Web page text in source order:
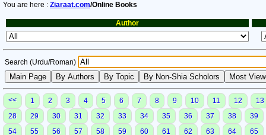
You are here : Ziaraat.com/Online Books
Author
Search (Urdu/Roman)
<< 1 2 3 4 5 6 7 8 9 10 11 12
13
28
29 30 31 32 33 34 35 36 37 38
39
54
55 56 57 58 59 60 61 62 63 64
65